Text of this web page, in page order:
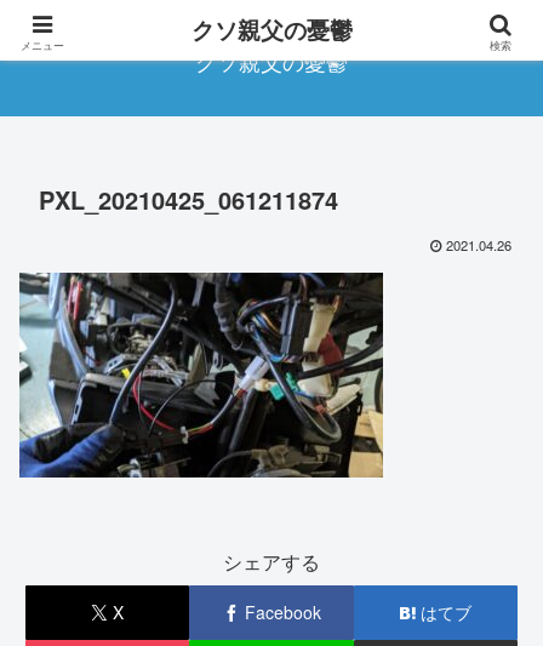
クソ親父の憂鬱
PXL_20210425_061211874
2021.04.26
シェアする
X Facebook はてブ
メニュー クソ親父の憂鬱 検索